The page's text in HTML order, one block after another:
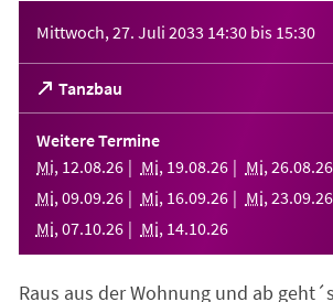
Mittwoch, 27. Juli 2033 14:30 bis 15:30
Tanzbau
(Öffnet
in
einem
neuen
Tab)
Weitere Termine
Mi, 12.08.26 Mi, 19.08.26 Mi, 26.08.26
Mi, 09.09.26 Mi, 16.09.26 Mi, 23.09.26
Mi, 07.10.26 Mi, 14.10.26
Raus aus der Wohnung und ab